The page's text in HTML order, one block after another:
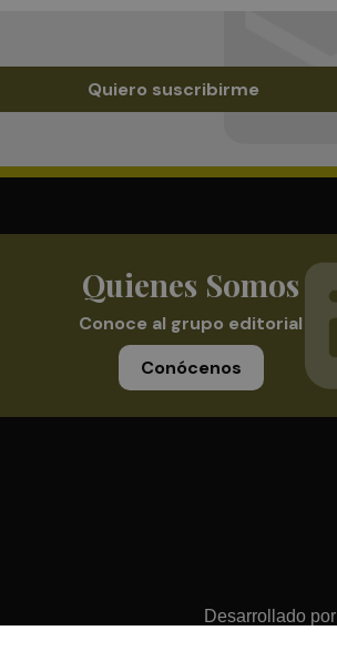
Quiero suscribirme
Quienes Somos
Conoce al grupo editorial
Conócenos
Desarrollado por